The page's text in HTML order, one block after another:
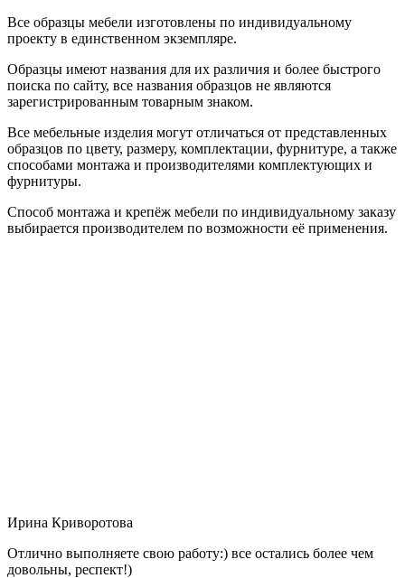
Все образцы мебели изготовлены по индивидуальному
проекту в единственном экземпляре.
Образцы имеют названия для их различия и более быстрого
поиска по сайту, все названия образцов не являются
зарегистрированным товарным знаком.
Все мебельные изделия могут отличаться от представленных
образцов по цвету, размеру, комплектации, фурнитуре, а также
способами монтажа и производителями комплектующих и
фурнитуры.
Способ монтажа и крепёж мебели по индивидуальному заказу
выбирается производителем по возможности её применения.
Ирина Криворотова
Отлично выполняете свою работу:) все остались более чем
довольны, респект!)